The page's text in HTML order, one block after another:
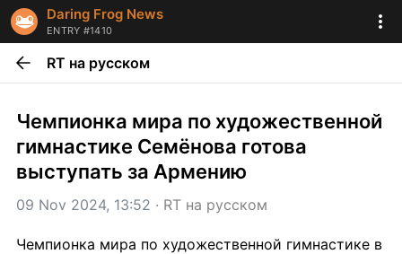
Daring Frog News
ENTRY #1410
RT на русском
Чемпионка мира по художественной
гимнастике Семёнова готова
выступать за Армению
09 Nov 2024, 13:52 · RT на русском
Чемпионка мира по художественной гимнастике в